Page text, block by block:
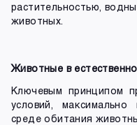
растительностью,
животных.
Животные в
Ключевым принципом
условий,
среде обитания